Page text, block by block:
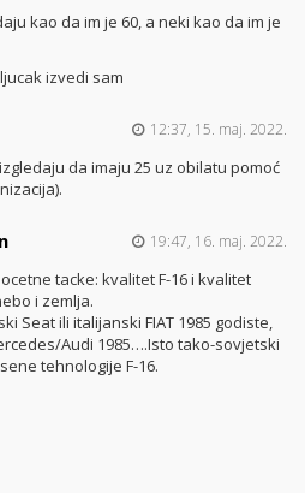
kao da im je 60, a neki kao da im je
izvedi sam
12:37, 15. maj. 2022.
da imaju 25 uz obilatu pomoć
19:47, 16. maj. 2022.
tacke: kvalitet F-16 i kvalitet
i zemlja.
Seat ili italijanski FIAT 1985 godiste,
Audi 1985….Isto tako-sovjetski
tehnologije F-16.